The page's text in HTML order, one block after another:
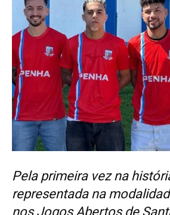
Pela primeira vez na
representada na
nos Jogos Abertos de